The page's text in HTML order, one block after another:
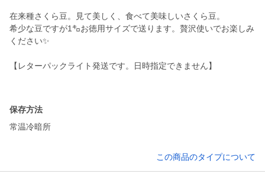
在来種さくら豆。見て美しく、食べて美味しいさくら豆。
希少な豆ですが1㌔お徳用サイズで送ります。贅沢使いでお楽しみ
ください✨
【レターパックライト発送です。日時指定できません】
保存方法
常温冷暗所
この商品のタイプについて